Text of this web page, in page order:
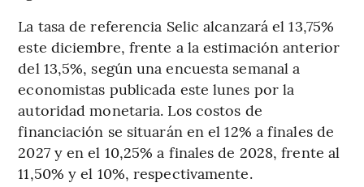
La tasa de referencia Selic alcanzará el 13,75%
este diciembre, frente a la estimación anterior
del 13,5%, según una encuesta semanal a
economistas publicada este lunes por la
autoridad monetaria. Los costos de
financiación se situarán en el 12% a finales de
2027 y en el 10,25% a finales de 2028, frente al
11,50% y el 10%, respectivamente.